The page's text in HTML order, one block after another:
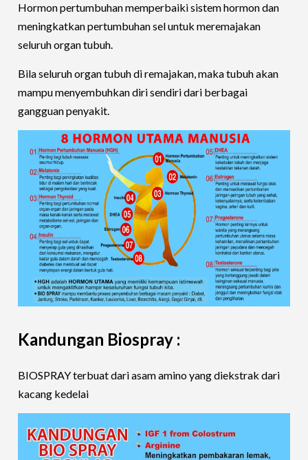
Hormon pertumbuhan memperbaiki sistem hormon dan
meningkatkan pertumbuhan sel untuk meremajakan
seluruh organ tubuh.
Bila seluruh organ tubuh di remajakan, maka tubuh akan
mampu menyembuhkan diri sendiri dari berbagai
gangguan penyakit.
Kandungan Biospray :
BIOSPRAY terbuat dari asam amino yang diekstrak dari
kacang kedelai